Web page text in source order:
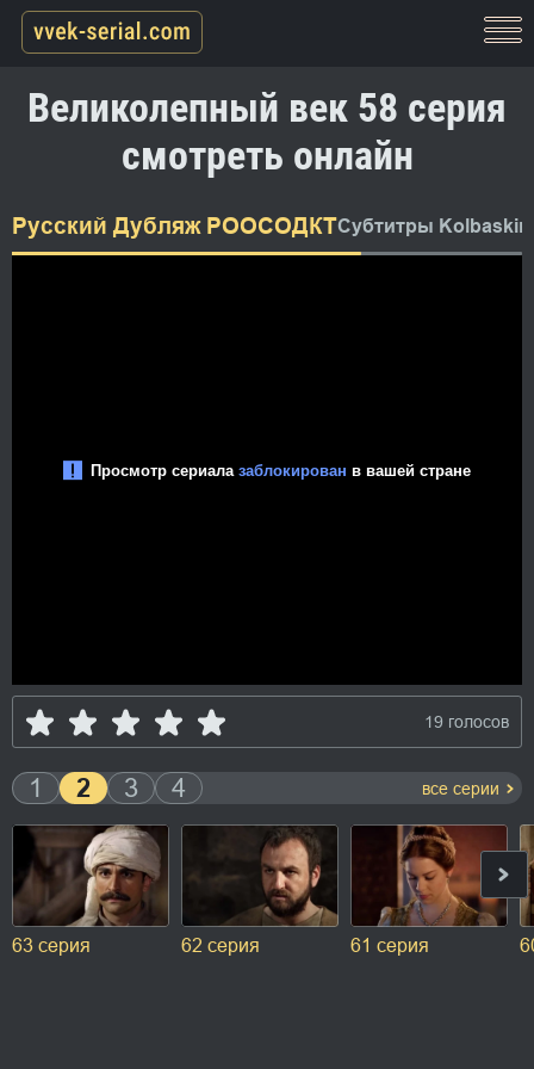
Великолепный век 58 серия
смотреть онлайн
Русский Дубляж РООСОДКТСубтитры
19 голосов
1 2 3 4 все серии
63 серия 62 серия 61 серия